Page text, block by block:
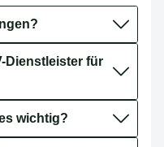
Dienstleister für
wichtig?